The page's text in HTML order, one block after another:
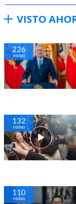
VISTO
226
visitas
132
visitas
110
visitas